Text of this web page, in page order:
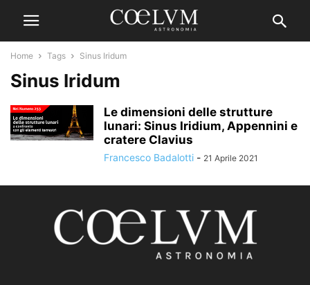
Home Tags Sinus Iridum
Sinus Iridum
Le dimensioni delle strutture
lunari: Sinus Iridium, Appennini e
cratere Clavius
Francesco Badalotti - 21 Aprile 2021